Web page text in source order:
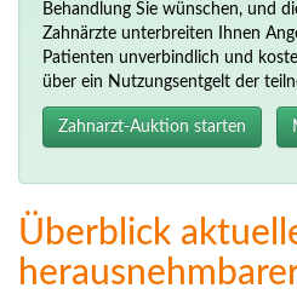
Behandlung Sie wünschen, und
Zahnärzte unterbreiten Ihnen
Patienten unverbindlich und
über ein Nutzungsentgelt der
Zahnarzt-Auktion starten
Überblick